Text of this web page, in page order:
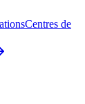
Centres de